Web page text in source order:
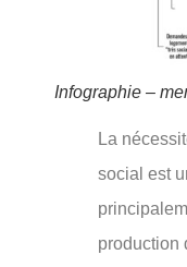
Infographie –
La
social est
production